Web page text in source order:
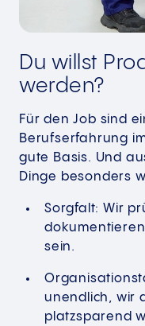
Du willst
werden?
Für den Job sind
Berufserfahrung
gute Basis. Und
Dinge besonders
Sorgfalt: Wir
sein.
unendlich, wir
platzsparend